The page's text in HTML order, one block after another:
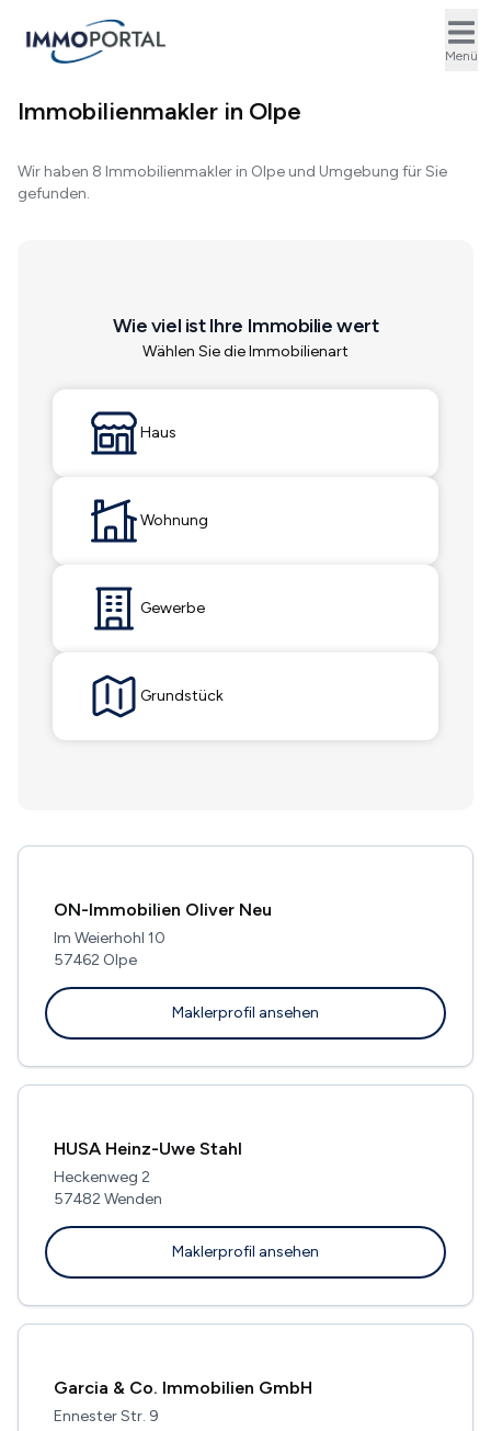
Menü
Immobilienmakler in Olpe
Wir haben 8 Immobilienmakler in Olpe und Umgebung für Sie
gefunden.
Wie viel ist Ihre Immobilie wert
Wählen Sie die Immobilienart
Haus
Wohnung
Gewerbe
Grundstück
ON-Immobilien Oliver Neu
Im Weierhohl 10
57462 Olpe
Maklerprofil ansehen
HUSA Heinz-Uwe Stahl
Heckenweg 2
57482 Wenden
Maklerprofil ansehen
Garcia & Co. Immobilien GmbH
Ennester Str. 9